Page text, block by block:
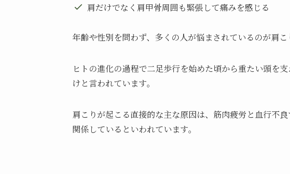
肩だけでなく肩甲骨周囲も緊張して痛みを感じる
年齢や性別を問わず、多くの人が悩まされているのが肩こ
ヒトの進化の過程で二足歩行を始めた頃から重たい頭を
けと言われています。
肩こりが起こる直接的な主な原因は、筋肉疲労と血行不
関係しているといわれています。